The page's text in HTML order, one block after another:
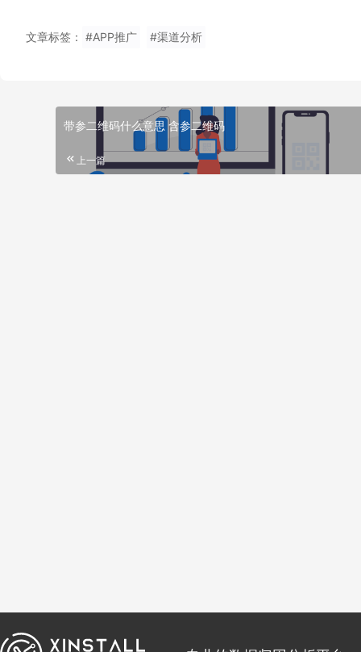
文章标签： #APP推广 #渠道分析
带参二维码什么意思 含参二维码
上一篇